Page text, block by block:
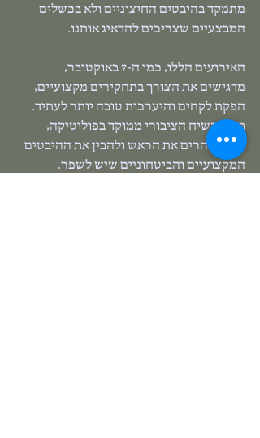
מתמקד בהיבטים החיצוניים ולא בכשלים
המבצעיים שצריכים להדאיג אותנו.
האירועים הללו, כמו ה-7 באוקטובר,
מדגישים את הצורך בתחקירים מקצועיים,
הפקת לקחים והיערכות טובה יותר לעתיד.
בעוד השיח הציבורי ממוקד בפוליטיקה,
חשוב להרים את הראש ולהבין את ההיבטים
המקצועיים והביטחוניים שיש לשפר.